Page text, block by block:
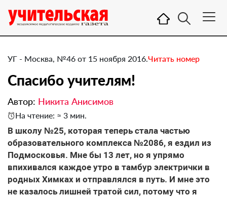
УГ - Москва, №46 от 15 ноября 2016.Читать номер
​Спасибо учителям!
Автор: Никита Анисимов
На чтение: ≈ 3 мин.
В школу №25, которая теперь стала частью
образовательного комплекса №2086, я ездил из
Подмосковья. Мне бы 13 лет, но я упрямо
впихивался каждое утро в тамбур электрички в
родных Химках и отправлялся в путь. И мне это
не казалось лишней тратой сил, потому что я